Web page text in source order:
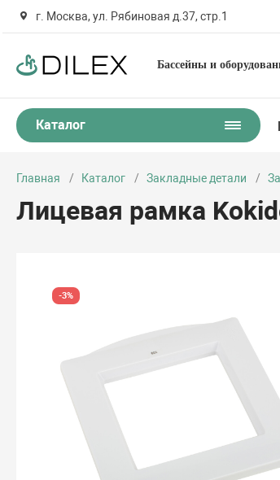
г. Москва, ул. Рябиновая д.37, стр.1
Бассейны и
Каталог
Главная Каталог Закладные детали
Лицевая рамка
-3%